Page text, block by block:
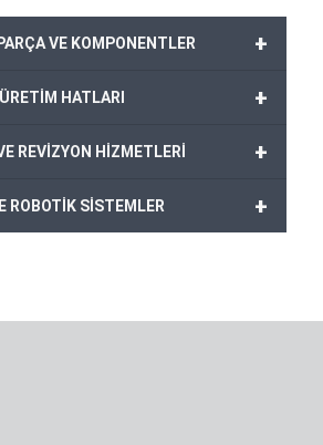
+
VE KOMPONENTLER
+
HATLARI
+
REVİZYON HİZMETLERİ
+
ROBOTİK SİSTEMLER